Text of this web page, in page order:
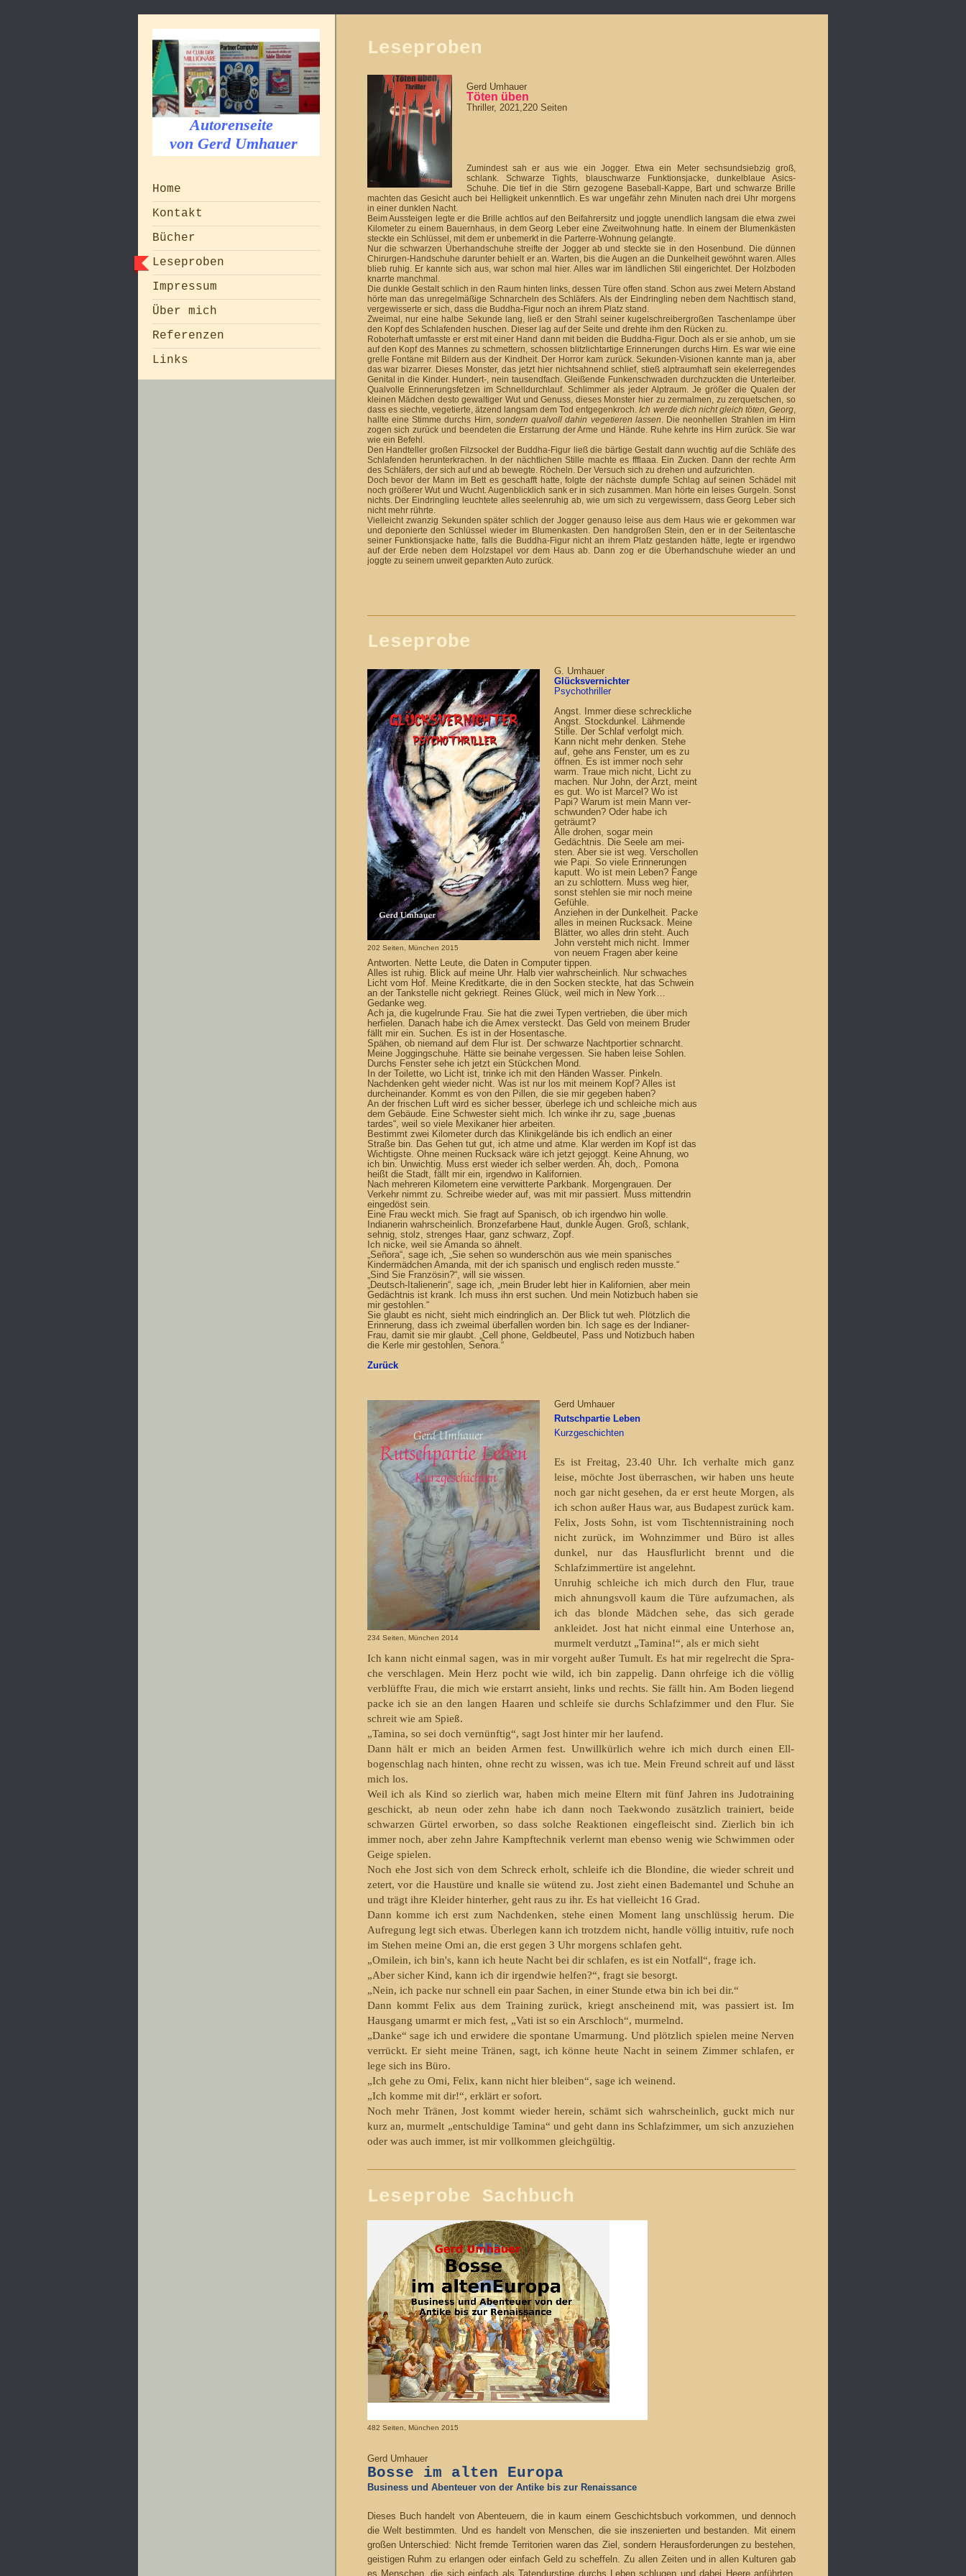
Autorenseite
von Gerd Umhauer
Home
Kontakt
Bücher
Leseproben
Impressum
Über mich
Referenzen
Links
Leseproben
Gerd Umhauer
Töten üben
Thriller, 2021,220 Seiten
Zumindest sah er aus wie ein Jogger. Etwa ein Meter sechs­undsiebzig groß,
schlank. Schwarze Tights, blau­schwarze Funktionsjacke, dunkelblaue Asics-
Schuhe. Die tief in die Stirn gezogene Baseball-Kappe, Bart und schwar­ze Brille
mach­ten das Gesicht auch bei Helligkeit un­kenntlich. Es war ungefähr zehn Minuten nach drei Uhr morgens
in einer dunklen Nacht.
Beim Aussteigen legte er die Brille achtlos auf den Bei­fahrersitz und joggte unendlich langsam die etwa zwei
Kilo­meter zu einem Bauernhaus, in dem Georg Leber eine Zweitwohnung hatte. In einem der Blu­men­kästen
steckte ein Schlüssel, mit dem er unbemerkt in die Parterre-Wohnung gelangte.
Nur die schwarzen Überhandschuhe streifte der Jogger ab und steckte sie in den Hosenbund. Die dünnen
Chirurgen-Hand­schuhe darunter behielt er an. Warten, bis die Augen an die Dun­kel­heit gewöhnt waren. Alles
blieb ruhig. Er kannte sich aus, war schon mal hier. Alles war im ländlichen Stil ein­ge­richtet. Der Holz­boden
knarrte manchmal.
Die dunkle Gestalt schlich in den Raum hinten links, dessen Türe offen stand. Schon aus zwei Metern Ab­stand
hörte man das unregelmäßige Schnarcheln des Schläfers. Als der Ein­dringling neben dem Nachttisch stand,
vergewisserte er sich, dass die Buddha-Figur noch an ihrem Platz stand.
Zweimal, nur eine halbe Sekunde lang, ließ er den Strahl seiner kugelschreibergroßen Taschenlampe über
den Kopf des Schlafenden huschen. Dieser lag auf der Seite und drehte ihm den Rücken zu.
Roboterhaft umfasste er erst mit einer Hand dann mit beiden die Buddha-Figur. Doch als er sie anhob, um sie
auf den Kopf des Mannes zu schmettern, schossen blitzlichtartige Erinnerungen durchs Hirn. Es war wie eine
grelle Fontäne mit Bildern aus der Kindheit. Der Horror kam zurück. Sekunden-Visionen kannte man ja, aber
das war bizarrer. Dieses Monster, das jetzt hier nichts­ah­nend schlief, stieß alptraumhaft sein ekeler­regendes
Genital in die Kinder. Hundert-, nein tausend­fach. Glei­ßende Fun­ken­schwaden durchzuckten die Unter­leiber.
Qualvolle Erinnerungsfetzen im Schnell­durch­lauf. Schlimmer als jeder Alptraum. Je größer die Qualen der
kleinen Mädchen desto gewaltiger Wut und Ge­nuss, dieses Monster hier zu zermalmen, zu zer­quet­schen, so
dass es siechte, vegetierte, ätzend langsam dem Tod entgegenkroch.Ich werde dich nicht gleich töten, Georg,
hallte eine Stimme durchs Hirn, sondern qualvoll dahin vegetieren lassen. Die neonhellen Strah­len im Hirn
zogen sich zurück und beendeten die Er­starrung der Arme und Hände. Ruhe kehrte ins Hirn zurück. Sie war
wie ein Befehl.
Den Handteller großen Filzsockel der Buddha-Figur ließ die bärtige Gestalt dann wuchtig auf die Schlä­fe des
Schlafenden herunter­krachen. In der nächtlichen Stille machte es ffflaaa. Ein Zucken. Dann der rechte Arm
des Schläfers, der sich auf und ab bewegte. Rö­cheln. Der Versuch sich zu drehen und auf­zurichten.
Doch bevor der Mann im Bett es geschafft hatte, folgte der nä­chste dumpfe Schlag auf seinen Schädel mit
noch größerer Wut und Wucht. Augenblicklich sank er in sich zusammen. Man hör­te ein leises Gurgeln. Sonst
nichts. Der Eindringling leuchtete alles seelenruhig ab, wie um sich zu vergewissern, dass Georg Leber sich
nicht mehr rührte.
Vielleicht zwanzig Sekunden später schlich der Jogger ge­nauso leise aus dem Haus wie er gekommen war
und de­ponierte den Schlüssel wieder im Blumenkasten. Den hand­großen Stein, den er in der Seitentasche
seiner Funk­tions­jacke hatte, falls die Buddha-Figur nicht an ihrem Platz gestanden hätte, legte er irgendwo
auf der Erde neben dem Holzstapel vor dem Haus ab. Dann zog er die Über­hand­schuhe wieder an und
joggte zu seinem unweit ge­parkten Auto zurück.
Leseprobe
202 Seiten, München 2015
G. Umhauer
Glücksvernichter
Psychothriller
Angst. Immer diese schreckliche
Angst. Stock­dunkel. Lähmende
Stille. Der Schlaf verfolgt mich.
Kann nicht mehr denken. Stehe
auf, gehe ans Fenster, um es zu
öffnen. Es ist immer noch sehr
warm. Traue mich nicht, Licht zu
machen. Nur John, der Arzt, meint
es gut. Wo ist Marcel? Wo ist
Papi? Warum ist mein Mann ver­
schwunden? Oder habe ich
geträumt?
Alle drohen, sogar mein
Gedächtnis. Die Seele am mei­
sten. Aber sie ist weg. Verschollen
wie Papi. So vie­le Erinnerungen
kaputt. Wo ist mein Leben? Fange
an zu schlottern. Muss weg hier,
sonst stehlen sie mir noch meine
Gefühle.
Anziehen in der Dunkelheit. Packe
alles in meinen Rucksack. Meine
Blätter, wo alles drin steht. Auch
John versteht mich nicht. Immer
von neuem Fragen aber keine
Antworten. Nette Leute, die Daten in Com­puter tippen.
Alles ist ruhig. Blick auf meine Uhr. Halb vier wahr­scheinlich. Nur schwaches
Licht vom Hof. Meine Kreditkarte, die in den Socken steckte, hat das Schwein
an der Tankstelle nicht gekriegt. Reines Glück, weil mich in New York…
Gedanke weg.
Ach ja, die kugelrunde Frau. Sie hat die zwei Typen vertrieben, die über mich
herfielen. Danach habe ich die Amex versteckt. Das Geld von meinem Bruder
fällt mir ein. Suchen. Es ist in der Hosen­tasche.
Spähen, ob niemand auf dem Flur ist. Der schwarze Nacht­portier schnarcht.
Meine Joggingschuhe. Hätte sie beinahe ver­ges­sen. Sie haben leise Sohlen.
Durchs Fen­ster sehe ich jetzt ein Stückchen Mond.
In der Toilette, wo Licht ist, trinke ich mit den Händen Wasser. Pinkeln.
Nachdenken geht wieder nicht. Was ist nur los mit meinem Kopf? Alles ist
durcheinander. Kommt es von den Pillen, die sie mir gegeben haben?
An der frischen Luft wird es sicher besser, überlege ich und schleiche mich aus
dem Gebäude. Eine Schwester sieht mich. Ich winke ihr zu, sage „buenas
tardes“, weil so viele Mexi­kaner hier arbeiten.
Bestimmt zwei Kilometer durch das Klinikgelände bis ich endlich an einer
Straße bin. Das Gehen tut gut, ich atme und atme. Klar werden im Kopf ist das
Wichtigste. Ohne meinen Rucksack wäre ich jetzt gejoggt. Keine Ahnung, wo
ich bin. Unwichtig. Muss erst wieder ich selber werden. Ah, doch,. Pomona
heißt die Stadt, fällt mir ein, irgendwo in Kalifornien.
Nach mehreren Kilo­metern eine verwitterte Parkbank. Morgengrauen. Der
Verkehr nimmt zu. Schrei­be wieder auf, was mit mir passiert. Muss mittendrin
eingedöst sein.
Eine Frau weckt mich. Sie fragt auf Spanisch, ob ich irgend­wo hin wolle.
Indianerin wahrscheinlich. Bronze­­farbene Haut, dunkle Augen. Groß, schlank,
sehnig, stolz, stren­ges Haar, ganz schwarz, Zopf.
Ich nicke, weil sie Aman­da so ähnelt.
„Señora“, sage ich, „Sie sehen so wunderschön aus wie mein spanisches
Kindermädchen Amanda, mit der ich spanisch und englisch reden musste.“
„Sind Sie Französin?“, will sie wissen.
„Deutsch-Italienerin“, sage ich, „mein Bruder lebt hier in Kalifornien, aber mein
Gedächtnis ist krank. Ich muss ihn erst suchen. Und mein Notizbuch haben sie
mir gestohlen.“
Sie glaubt es nicht, sieht mich eindringlich an. Der Blick tut weh. Plötzlich die
Erinnerung, dass ich zwei­mal überfallen worden bin. Ich sage es der Indianer-
Frau, damit sie mir glaubt. „Cell phone, Geldbeutel, Pass und Notizbuch haben
die Kerle mir gestohlen, Sen͂­ora.“
Zurück
234 Seiten, München 2014
Gerd Umhauer
Rutschpartie Leben
Kurzgeschichten
Es ist Freitag, 23.40 Uhr. Ich verhalte mich ganz
leise, möchte Jost überraschen, wir haben uns heute
noch gar nicht gesehen, da er erst heute Morgen, als
ich schon außer Haus war, aus Budapest zurück kam.
Felix, Josts Sohn, ist vom Tischtennistraining noch
nicht zu­rück, im Wohnzimmer und Büro ist alles
dunkel, nur das Hausflurlicht brennt und die
Schlafzimmer­türe ist angelehnt.
Unruhig schleiche ich mich durch den Flur, traue
mich ahnungs­voll kaum die Türe aufzu­machen, als
ich das blonde Mäd­chen sehe, das sich gerade
ankleidet. Jost hat nicht einmal eine Unter­hose an,
murmelt verdutzt „Ta­mi­na!“, als er mich sieht
Ich kann nicht einmal sagen, was in mir vorgeht außer Tumult. Es hat mir regelrecht die Spra­
che verschlagen. Mein Herz pocht wie wild, ich bin zappelig. Dann ohrfeige ich die völ­lig
verblüffte Frau, die mich wie erstarrt ansieht, links und rechts. Sie fällt hin. Am Boden liegend
packe ich sie an den langen Haaren und schleife sie durchs Schlafzimmer und den Flur. Sie
schreit wie am Spieß.
„Tamina, so sei doch vernünftig“, sagt Jost hinter mir her laufend.
Dann hält er mich an beiden Armen fest. Unwillkürlich wehre ich mich durch einen Ell­
bogenschlag nach hinten, ohne recht zu wissen, was ich tue. Mein Freund schreit auf und lässt
mich los.
Weil ich als Kind so zierlich war, haben mich meine Eltern mit fünf Jahren ins Judo­training
geschickt, ab neun oder zehn habe ich dann noch Taekwondo zusätzlich trainiert, beide
schwarzen Gürtel erworben, so dass solche Reaktionen eingefleischt sind. Zierlich bin ich
immer noch, aber zehn Jahre Kampf­technik verlernt man ebenso wenig wie Schwim­men oder
Geige spielen.
Noch ehe Jost sich von dem Schreck erholt, schleife ich die Blondine, die wieder schreit und
zetert, vor die Haustüre und knalle sie wütend zu. Jost zieht einen Bademantel und Schuhe an
und trägt ihre Kleider hinterher, geht raus zu ihr. Es hat vielleicht 16 Grad.
Dann komme ich erst zum Nachdenken, stehe einen Moment lang unschlüssig herum. Die
Aufregung legt sich etwas. Überlegen kann ich trotzdem nicht, handle völlig intuitiv, rufe noch
im Stehen meine Omi an, die erst gegen 3 Uhr morgens schlafen geht.
„Omilein, ich bin's, kann ich heute Nacht bei dir schlafen, es ist ein Notfall“, frage ich.
„Aber sicher Kind, kann ich dir irgendwie hel­fen?“, fragt sie besorgt.
„Nein, ich packe nur schnell ein paar Sachen, in einer Stunde etwa bin ich bei dir.“
Dann kommt Felix aus dem Training zurück, kriegt an­scheinend mit, was passiert ist. Im
Hausgang umarmt er mich fest, „Vati ist so ein Arschloch“, murmelnd.
„Danke“ sage ich und erwidere die spontane Um­armung. Und plötzlich spielen meine Ner­ven
ver­rückt. Er sieht meine Tränen, sagt, ich könne heute Nacht in seinem Zimmer schlafen, er
lege sich ins Büro.
„Ich gehe zu Omi, Felix, kann nicht hier blei­ben“, sage ich weinend.
„Ich komme mit dir!“, erklärt er sofort.
Noch mehr Tränen, Jost kommt wieder herein, schämt sich wahrscheinlich, guckt mich nur
kurz an, murmelt „ent­schuldige Tamina“ und geht dann ins Schlaf­zimmer, um sich anzu­ziehen
oder was auch immer, ist mir voll­kommen gleich­gültig.
Leseprobe Sachbuch
482 Seiten, München 2015
Gerd Umhauer
Bosse im alten Europa
Business und Abenteuer von der Antike bis zur Renaissance
Dieses Buch handelt von Abenteuern, die in kaum einem Geschichtsbuch vorkommen, und dennoch
die Welt bestimmten. Und es handelt von Menschen, die sie inszenierten und bestanden. Mit einem
großen Unterschied: Nicht fremde Territorien waren das Ziel, sondern Herausforderungen zu bestehen,
geistigen Ruhm zu erlangen oder einfach Geld zu scheffeln. Zu allen Zeiten und in allen Kulturen gab
es Menschen, die sich einfach als Tatendurstige durchs Leben schlugen und dabei Heere anführten,